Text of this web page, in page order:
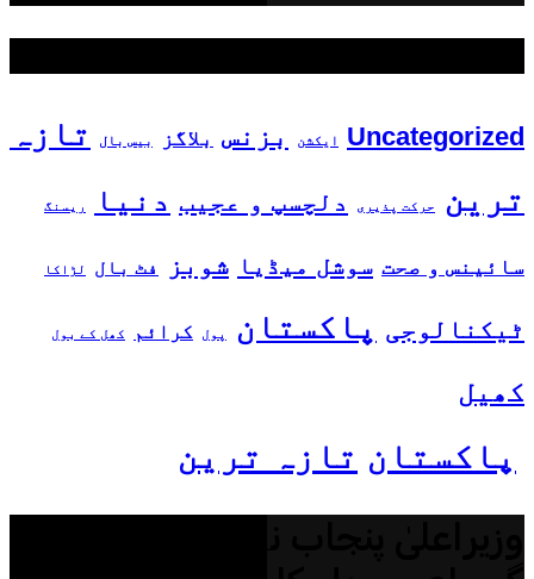
Uncategorized ایکشن بزنس بلاگز بیس بال
تازہ
ترین
حرکت پذیری دلچسپ و عجیب دنیا ریسنگ
سائینس و صحت سوشل میڈیا شوبز فٹ بال لڑاکا
ٹیکنالوجی پاکستان پول کرائم کھل کے بول
کھیل
پاکستان تازہ ترین